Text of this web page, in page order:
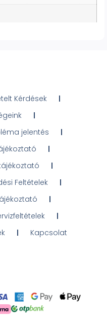
Kérdések
jelentés
Feltételek
Kapcsolat